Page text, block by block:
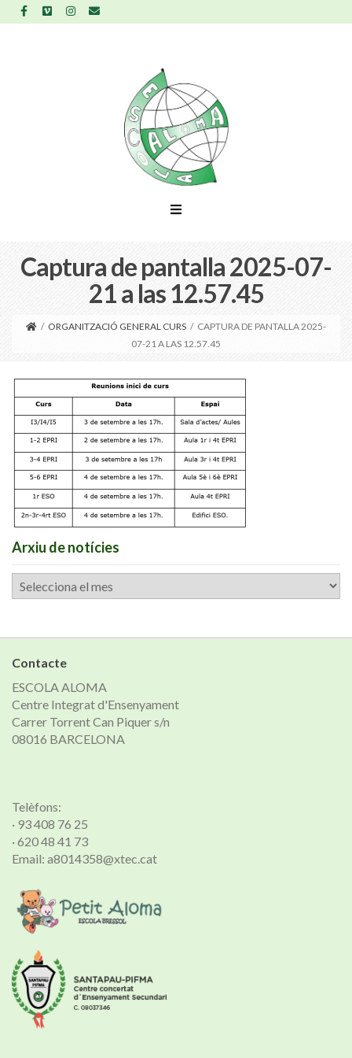
Captura de pantalla 2025-07-
21 a las 12.57.45
/ ORGANITZACIÓ GENERAL CURS / CAPTURA DE PANTALLA 2025-
07-21 A LAS 12.57.45
Arxiu de notícies
Arxiu
de
Contacte
ESCOLA ALOMA
Centre Integrat d'Ensenyament
Carrer Torrent Can Piquer s/n
08016 BARCELONA
Telèfons:
· 93 408 76 25
· 620 48 41 73
Email: a8014358@xtec.cat